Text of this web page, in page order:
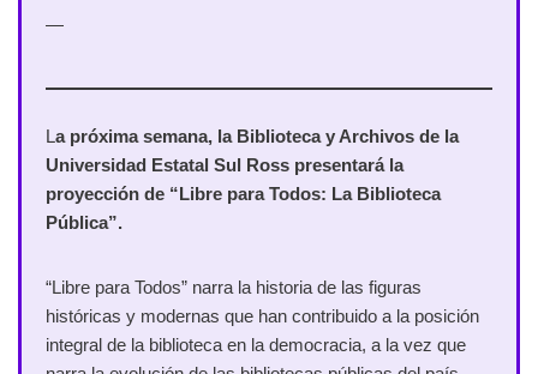
—
La próxima semana, la Biblioteca y Archivos de la
Universidad Estatal Sul Ross presentará la
proyección de “Libre para Todos: La Biblioteca
Pública”.
“Libre para Todos” narra la historia de las figuras
históricas y modernas que han contribuido a la posición
integral de la biblioteca en la democracia, a la vez que